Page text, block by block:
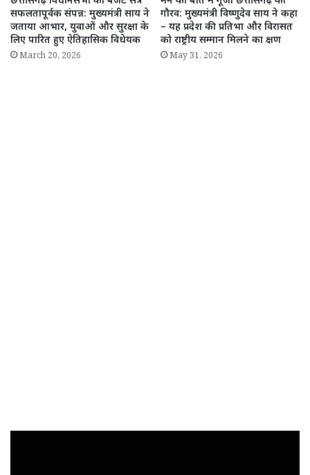
सफलतापूर्वक संपन्न: मुख्यमंत्री साय ने
जताया आभार, युवाओं और सुरक्षा के
लिए पारित हुए ऐतिहासिक विधेयक
March 20, 2026
गौरव: मुख्यमंत्री विष्णुदेव साय ने कहा
– यह प्रदेश की प्रतिभा और विरासत
को राष्ट्रीय सम्मान मिलने का क्षण
May 31, 2026